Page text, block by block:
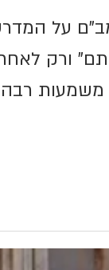
על
ורק
רבה